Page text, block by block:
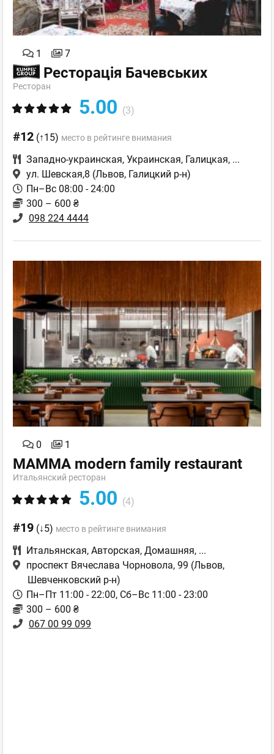
1 7
Ресторація Бачевських
Ресторан
5.00 (3)
#12 (↑15) место в рейтинге внимания
Западно-украинская, Украинская, Галицкая, ...
ул. Шевская,8 (Львов, Галицкий р-н)
Пн–Вс 08:00 - 24:00
300 – 600 ₴
098 224 4444
0 1
MAMMA modern family restaurant
Итальянский ресторан
5.00 (4)
#19 (↓5) место в рейтинге внимания
Итальянская, Авторская, Домашняя, ...
проспект Вячеслава Чорновола, 99 (Львов,
Шевченковский р-н)
Пн–Пт 11:00 - 22:00, Сб–Вс 11:00 - 23:00
300 – 600 ₴
067 00 99 099